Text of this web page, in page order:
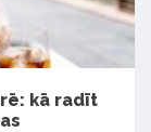
kā radīt